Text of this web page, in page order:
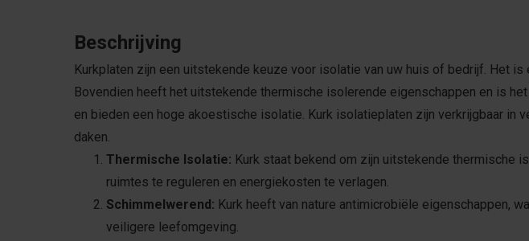
Beschrijving
Kurkplaten zijn een uitstekende keuze voor isolatie van uw huis of bedrijf. Het
Bovendien heeft het uitstekende thermische isolerende eigenschappen en is
en bieden een hoge akoestische isolatie. Kurk isolatieplaten zijn verkrijgbaar in
daken.
Thermische Isolatie: Kurk staat bekend om zijn uitstekende thermische
ruimtes te reguleren en energiekosten te verlagen.
Schimmelwerend: Kurk heeft van nature antimicrobiële eigenschappen,
veiligere leefomgeving.